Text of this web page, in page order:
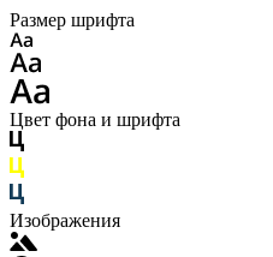
Размер шрифта
Цвет фона и шрифта
Изображения